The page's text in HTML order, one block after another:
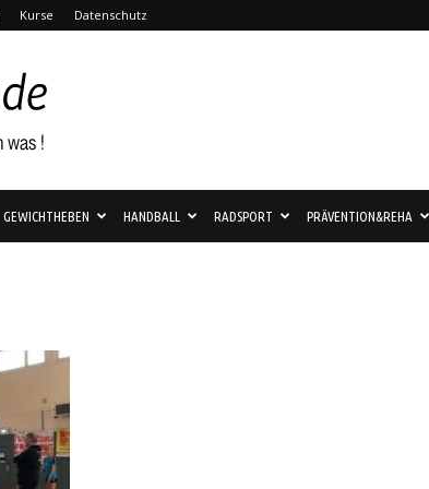
Kurse Datenschutz
GEWICHTHEBEN HANDBALL RADSPORT PRÄVENTION&REHA